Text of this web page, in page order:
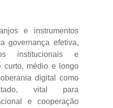
e instrumentos
governança efetiva,
institucionais e
curto, médio e longo
digital como
vital para
e cooperação